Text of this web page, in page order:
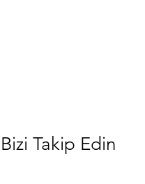
Bizi Takip Edin